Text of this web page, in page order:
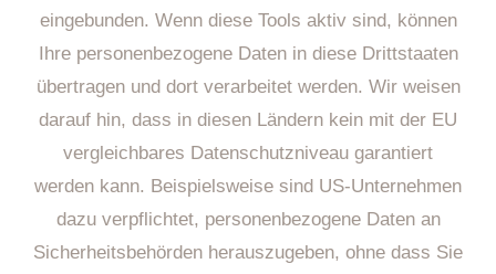
eingebunden. Wenn diese Tools aktiv sind, können
Ihre personenbezogene Daten in diese Drittstaaten
übertragen und dort verarbeitet werden. Wir weisen
darauf hin, dass in diesen Ländern kein mit der EU
vergleichbares Datenschutzniveau garantiert
werden kann. Beispielsweise sind US-Unternehmen
dazu verpflichtet, personenbezogene Daten an
Sicherheitsbehörden herauszugeben, ohne dass Sie